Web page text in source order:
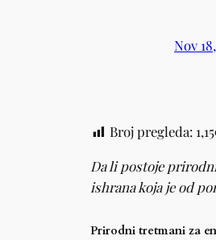
Nov
Broj pregleda:
Da li postoje
ishrana koja je od
Prirodni tretmani za